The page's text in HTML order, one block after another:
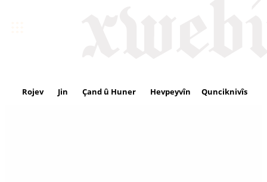
Rojev Jin Çand û Huner Hevpeyvîn Qunciknivîs